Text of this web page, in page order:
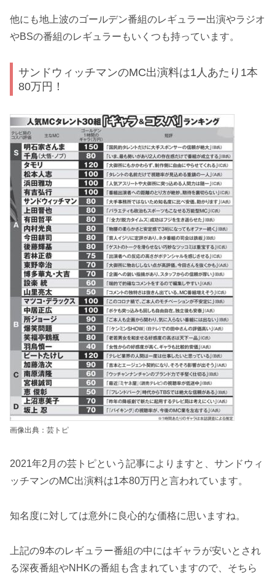
他にも地上波のゴールデン番組のレギュラー出演やラジオ
やBSの番組のレギュラーもいくつも持っています。
サンドウィッチマンのMC出演料は1人あたり1本
80万円！
画像出典：芸トピ
2021年2月の芸トピという記事によりますと、サンドウィ
ッチマンのMC出演料は1本80万円と言われています。
知名度に対しては意外に良心的な価格に思いますね。
上記の9本のレギュラー番組の中にはギャラが安いとされ
る深夜番組やNHKの番組も含まれていますので、そちら